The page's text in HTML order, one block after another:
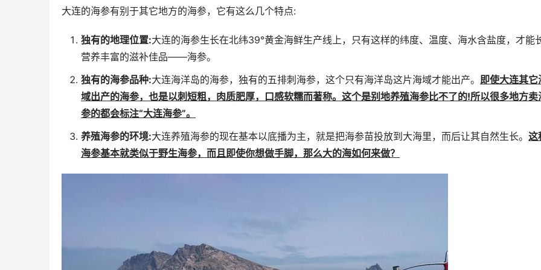
大连的海参有别于其它地方的海参，它有这么几个特点:
独有的地理位置:大连的海参生长在北纬39°黄金海鲜生产线上，只有这样的纬度、温度、海水含盐度，才能
营养丰富的滋补佳品——海参。
独有的海参品种:大连海洋岛的海参，独有的五排刺海参，这个只有海洋岛这片海域才能出产。 即使大连其它
域出产的海参，也是以刺短粗，肉质肥厚，口感软糯而著称。这个是别地养殖海参比不了的!所以很多地方卖
参的都会标注“大连海参”。
养殖海参的环境:大连养殖海参的现在基本以底播为主，就是把海参苗投放到大海里，而后让其自然生长。 这
海参基本就类似于野生海参，而且即使你想做手脚，那么大的海如何来做？